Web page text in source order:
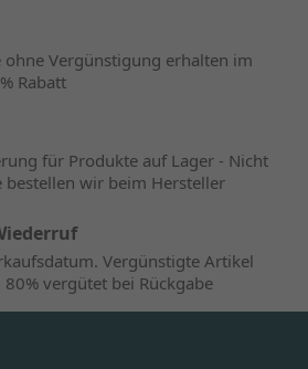
ohne Vergünstigung erhalten im
Rabatt
für Produkte auf Lager - Nicht
bestellen wir beim Hersteller
Vergünstigte Artikel
vergütet bei Rückgabe